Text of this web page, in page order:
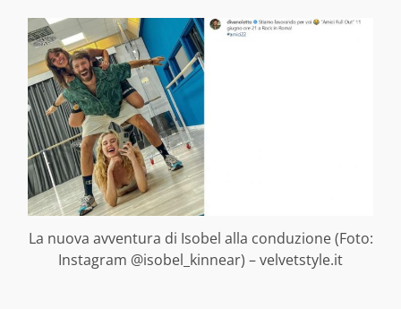
La nuova avventura di Isobel alla conduzione (Foto:
Instagram @isobel_kinnear) – velvetstyle.it